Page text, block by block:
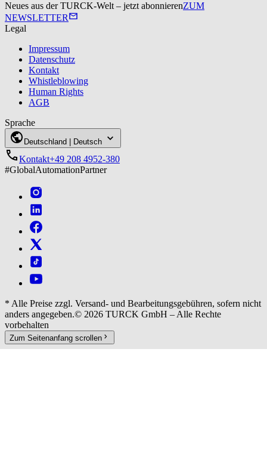
Neues aus der TURCK‑Welt – jetzt abonnierenZUM
NEWSLETTER
Legal
Impressum
Datenschutz
Kontakt
Whistleblowing
Human Rights
AGB
Sprache
Deutschland | Deutsch
Kontakt+49‍ 208 4952-380
#GlobalAutomationPartner
* Alle Preise zzgl. Versand- und Bearbeitungsgebühren, sofern nicht
anders angegeben.© 2026 TURCK GmbH – Alle Rechte
vorbehalten
Zum Seitenanfang scrollen